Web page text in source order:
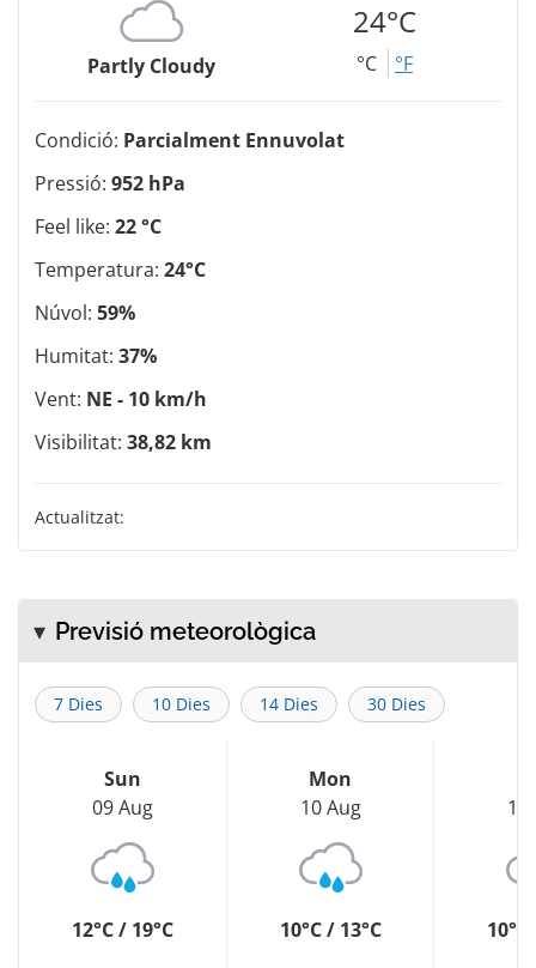
Partly Cloudy
24°C
°C °F
Condició: Parcialment Ennuvolat
Pressió: 952 hPa
Feel like: 22 °C
Temperatura: 24°C
Núvol: 59%
Humitat: 37%
Vent: NE - 10 km/h
Visibilitat: 38,82 km
Actualitzat:
Previsió meteorològica
7 Dies 10 Dies 14 Dies 30 Dies
Sun
09 Aug
12°C / 19°C
Mon
10 Aug
10°C / 13°C
11
10°C